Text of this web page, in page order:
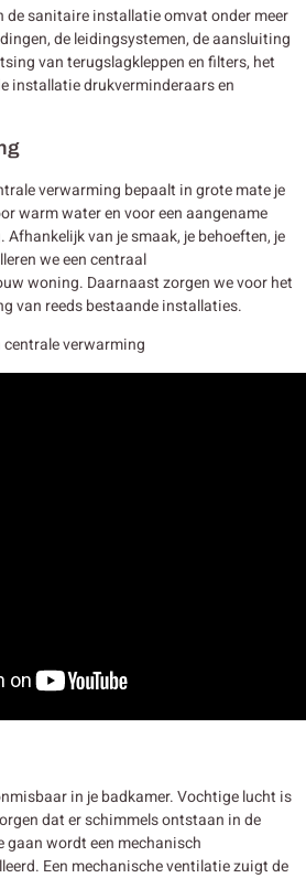
de sanitaire installatie omvat onder meer
de leidingsystemen, de aansluiting
van terugslagkleppen en filters, het
installatie drukverminderaars en
verwarming bepaalt in grote mate je
warm water en voor een aangename
van je smaak, je behoeften, je
we een centraal
woning. Daarnaast zorgen we voor het
van reeds bestaande installaties.
verwarming
in je badkamer. Vochtige lucht is
dat er schimmels ontstaan in de
gaan wordt een mechanisch
Een mechanische ventilatie zuigt de